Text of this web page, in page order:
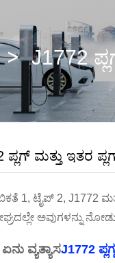
J1772
ಪ್ಲಗ್ ಮತ್ತು ಇತರ
1, ಟೈಪ್ 2, J1772
ಅವುಗಳನ್ನು
ವ್ಯತ್ಯಾಸJ1772 ಪ್ಲಗ್